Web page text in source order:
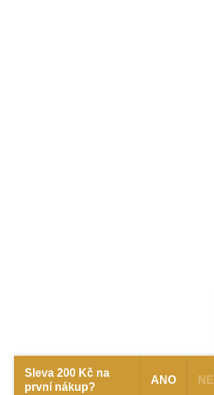
Copyright 2026 CarlsbadHat
Sleva 200 Kč na
první nákup?
ANO NE